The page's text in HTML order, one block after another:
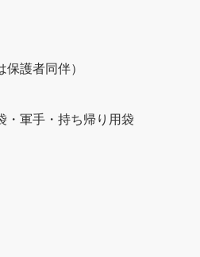
護者同伴）
・軍手・持ち帰り用袋